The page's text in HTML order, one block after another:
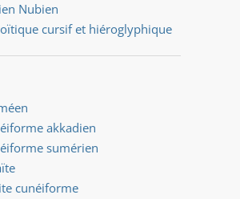
Nubien
cursif et hiéroglyphique
akkadien
sumérien
cunéiforme